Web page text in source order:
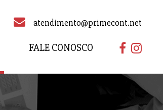
atendimento@primecont.net
FALE CONOSCO